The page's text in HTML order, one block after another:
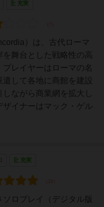
充実
）は、古代ローマ
舞台とした戦略性の高
レイヤーはローマの名
して各地に商館を建設
しながら商業網を拡大し
ザイナーはマック・ゲル
充実
ロプレイ（デジタル版